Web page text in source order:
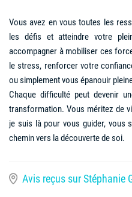
Vous avez en vous toutes les
les défis et atteindre votre
accompagner à mobiliser ces
le stress, renforcer votre
ou simplement vous épanouir
Chaque difficulté peut devenir
transformation. Vous méritez de
je suis là pour vous guider, vous
chemin vers la découverte de soi.
Avis reçus sur Stéphanie